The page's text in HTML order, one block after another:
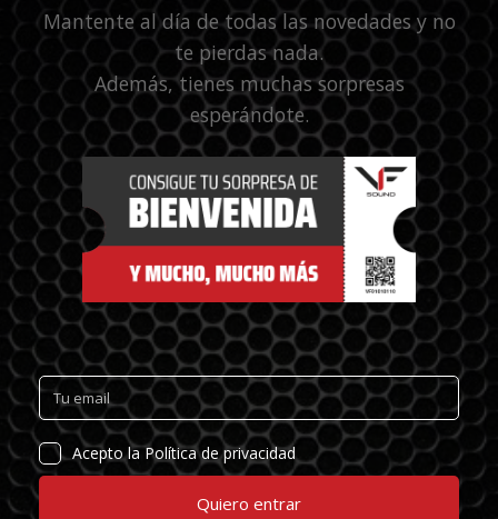
Mantente al día de todas las novedades y no
te pierdas nada.
Además, tienes muchas sorpresas
esperándote.